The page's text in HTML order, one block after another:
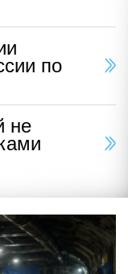
по
не